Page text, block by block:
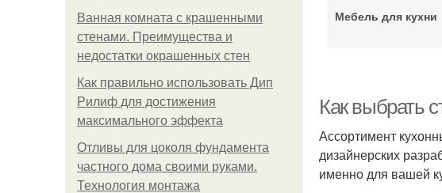
Ванная комната с крашенными
стенами. Преимущества и
недостатки окрашенных стен
Как правильно использовать Дип
Рилиф для достижения
максимального эффекта
Отливы для цоколя фундамента
частного дома своими руками.
Технология монтажа
Мебель для кухни
Как выбрать
Ассортимент
дизайнерских
именно для вашей